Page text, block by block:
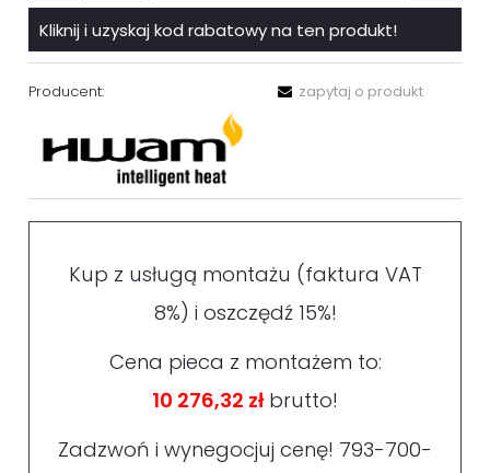
Kliknij i uzyskaj kod rabatowy na ten produkt!
Producent: zapytaj o produkt
Kup z usługą montażu (faktura VAT
8%) i oszczędź 15%!
Cena pieca z montażem to:
10 276,32 złbrutto!
Zadzwoń i wynegocjuj cenę! 793-700-